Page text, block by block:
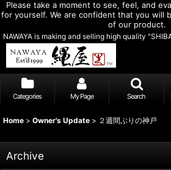
Please take a moment to see, feel, and
for yourself. We are confident that you will
of our product.
NAWAYA is making and selling high quality
Categories My Page Search
Home > Owner's Update > ２週間ぶりの神戸
Archive